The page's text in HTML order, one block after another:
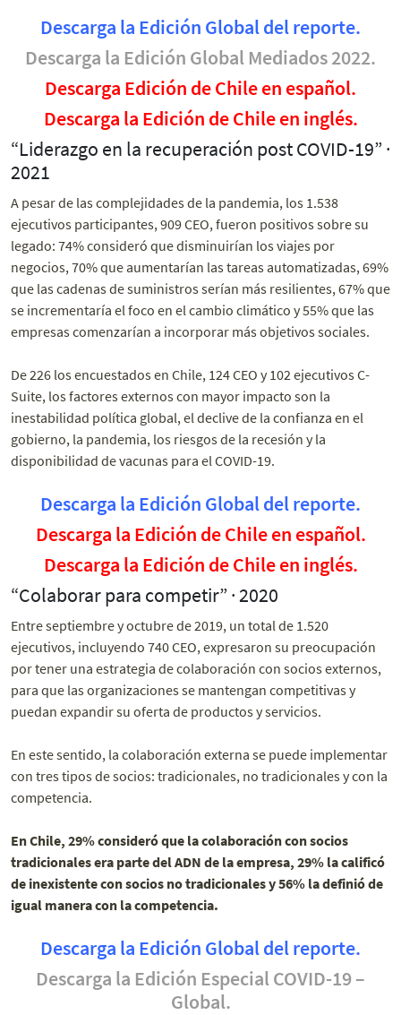
Descarga la Edición Global del reporte.
Descarga la Edición Global Mediados 2022.
Descarga Edición de Chile en español.
Descarga la Edición de Chile en inglés.
“Liderazgo en la recuperación post COVID-19” ·
2021
A pesar de las complejidades de la pandemia, los 1.538
ejecutivos participantes, 909 CEO, fueron positivos sobre su
legado: 74% consideró que disminuirían los viajes por
negocios, 70% que aumentarían las tareas automatizadas, 69%
que las cadenas de suministros serían más resilientes, 67% que
se incrementaría el foco en el cambio climático y 55% que las
empresas comenzarían a incorporar más objetivos sociales.
De 226 los encuestados en Chile, 124 CEO y 102 ejecutivos C-
Suite, los factores externos con mayor impacto son la
inestabilidad política global, el declive de la confianza en el
gobierno, la pandemia, los riesgos de la recesión y la
disponibilidad de vacunas para el COVID-19.
Descarga la Edición Global del reporte.
Descarga la Edición de Chile en español.
Descarga la Edición de Chile en inglés.
“Colaborar para competir” · 2020
Entre septiembre y octubre de 2019, un total de 1.520
ejecutivos, incluyendo 740 CEO, expresaron su preocupación
por tener una estrategia de colaboración con socios externos,
para que las organizaciones se mantengan competitivas y
puedan expandir su oferta de productos y servicios.
En este sentido, la colaboración externa se puede implementar
con tres tipos de socios: tradicionales, no tradicionales y con la
competencia.
En Chile, 29% consideró que la colaboración con socios
tradicionales era parte del ADN de la empresa, 29% la calificó
de inexistente con socios no tradicionales y 56% la definió de
igual manera con la competencia.
Descarga la Edición Global del reporte.
Descarga la Edición Especial COVID-19 –
Global.